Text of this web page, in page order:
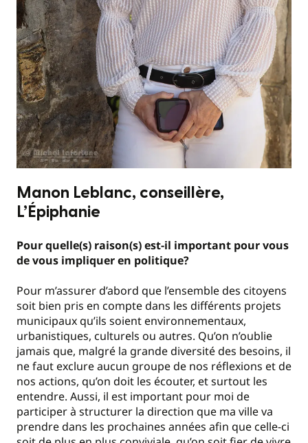
Manon Leblanc, conseillère,
L’Épiphanie
Pour quelle(s) raison(s) est-il important pour vous
de vous impliquer en politique?
Pour m’assurer d’abord que l’ensemble des citoyens
soit bien pris en compte dans les différents projets
municipaux qu’ils soient environnementaux,
urbanistiques, culturels ou autres. Qu’on n’oublie
jamais que, malgré la grande diversité des besoins, il
ne faut exclure aucun groupe de nos réflexions et de
nos actions, qu’on doit les écouter, et surtout les
entendre. Aussi, il est important pour moi de
participer à structurer la direction que ma ville va
prendre dans les prochaines années afin que celle-ci